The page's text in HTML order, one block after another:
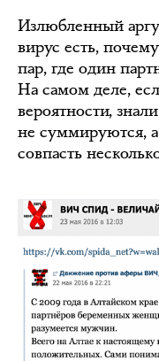
Излюбленный
вирус есть,
пар, где один
На самом деле,
вероятности,
не суммируются,
совпасть